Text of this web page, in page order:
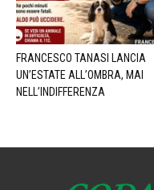
FRANCESCO TANASI LANCIA
UN’ESTATE ALL’OMBRA, MAI
NELL’INDIFFERENZA